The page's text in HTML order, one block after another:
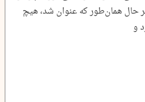
حال همان‌طور که عنوان شد، هیچ
و